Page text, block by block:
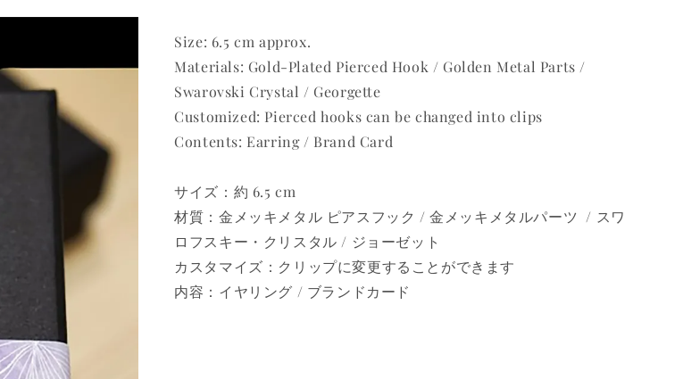
Size: 6.5 cm approx.
Materials: Gold-Plated Pierced Hook / Golden Metal Parts /
Swarovski Crystal / Georgette
Customized: Pierced hooks can be changed into clips
Contents: Earring / Brand Card
サイズ：約 6.5 cm
材質：金メッキメタル ピアスフック / 金メッキメタルパーツ / スワ
ロフスキー・クリスタル / ジョーゼット
カスタマイズ：クリップに変更することができます
内容：イヤリング / ブランドカード